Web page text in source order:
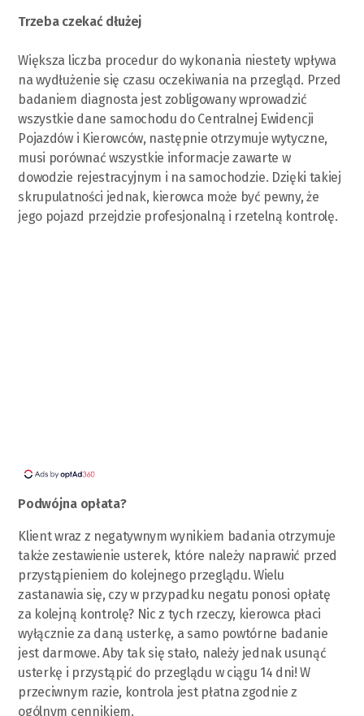
Trzeba czekać dłużej
Większa liczba procedur do wykonania niestety wpływa
na wydłużenie się czasu oczekiwania na przegląd. Przed
badaniem diagnosta jest zobligowany wprowadzić
wszystkie dane samochodu do Centralnej Ewidencji
Pojazdów i Kierowców, następnie otrzymuje wytyczne,
musi porównać wszystkie informacje zawarte w
dowodzie rejestracyjnym i na samochodzie. Dzięki takiej
skrupulatności jednak, kierowca może być pewny, że
jego pojazd przejdzie profesjonalną i rzetelną kontrolę.
Podwójna opłata?
Klient wraz z negatywnym wynikiem badania otrzymuje
także zestawienie usterek, które należy naprawić przed
przystąpieniem do kolejnego przeglądu. Wielu
zastanawia się, czy w przypadku negatu ponosi opłatę
za kolejną kontrolę? Nic z tych rzeczy, kierowca płaci
wyłącznie za daną usterkę, a samo powtórne badanie
jest darmowe. Aby tak się stało, należy jednak usunąć
usterkę i przystąpić do przeglądu w ciągu 14 dni! W
przeciwnym razie, kontrola jest płatna zgodnie z
ogólnym cennikiem.